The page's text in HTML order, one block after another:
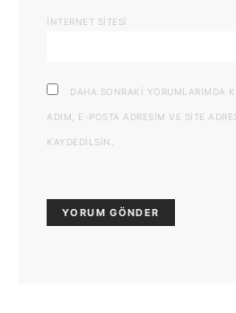
İNTERNET SITESI
DAHA SONRAKI YORUMLARIMDA
ADIM, E-POSTA ADRESIM VE SITE
KAYDEDILSIN.